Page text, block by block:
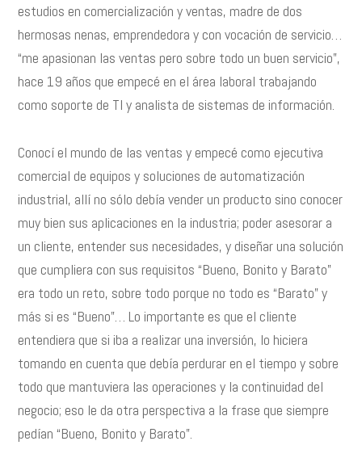
estudios en comercialización y ventas, madre de dos
hermosas nenas, emprendedora y con vocación de servicio…
“me apasionan las ventas pero sobre todo un buen servicio”,
hace 19 años que empecé en el área laboral trabajando
como soporte de TI y analista de sistemas de información.
Conocí el mundo de las ventas y empecé como ejecutiva
comercial de equipos y soluciones de automatización
industrial, allí no sólo debía vender un producto sino conocer
muy bien sus aplicaciones en la industria; poder asesorar a
un cliente, entender sus necesidades, y diseñar una solución
que cumpliera con sus requisitos “Bueno, Bonito y Barato”
era todo un reto, sobre todo porque no todo es “Barato” y
más si es “Bueno”… Lo importante es que el cliente
entendiera que si iba a realizar una inversión, lo hiciera
tomando en cuenta que debía perdurar en el tiempo y sobre
todo que mantuviera las operaciones y la continuidad del
negocio; eso le da otra perspectiva a la frase que siempre
pedían “Bueno, Bonito y Barato”.